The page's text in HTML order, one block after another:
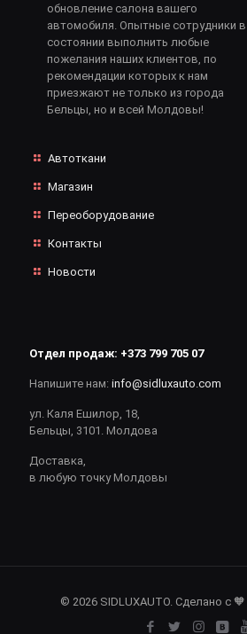
обновление салона вашего
автомобиля. Опытные сотрудники в
состоянии выполнить любые
пожелания наших клиентов, по
рекомендации которых к нам
приезжают не только из города
Бельцы, но и всей Молдовы!
Автоткани
Магазин
Переоборудование
Контакты
Новости
Отдел продаж: +373 799 705 07
Напишите нам: info@sidluxauto.com
ул. Каля Ешилор, 18,
Бельцы, 3101. Молдова
Доставка,
в любую точку Молдовы
© 2026 SIDLUXAUTO. Сделано с 🧡